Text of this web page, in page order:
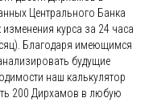
Центрального Банка
курса за 24 часа
Благодаря имеющимся
будущие
наш калькулятор
200 Дирхамов в любую